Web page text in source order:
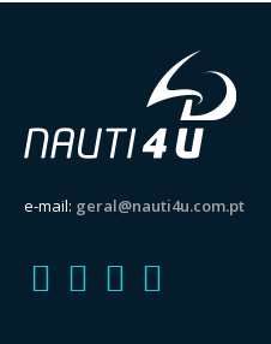
e-mail: geral@nauti4u.com.pt